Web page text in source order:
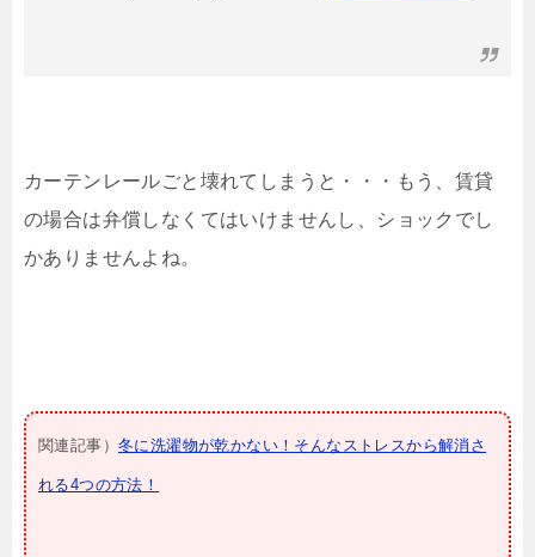
カーテンレールごと壊れてしまうと・・・もう、賃貸
の場合は弁償しなくてはいけませんし、ショックでし
かありませんよね。
関連記事） 冬に洗濯物が乾かない！そんなストレスから解消さ
れる4つの方法！